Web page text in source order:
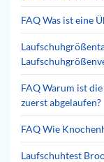
FAQ Was ist eine
FAQ Warum ist
zuerst abgelaufen?
FAQ Wie
Laufschuhtest